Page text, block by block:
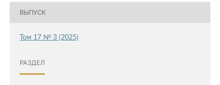
ВЫПУСК
Том 17 № 3 (2025)
РАЗДЕЛ